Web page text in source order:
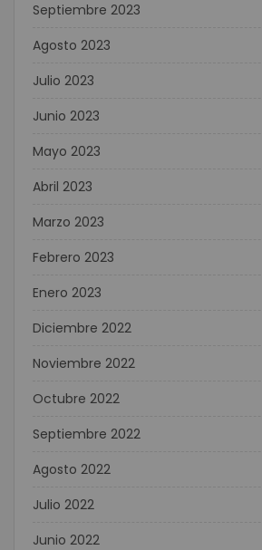
Septiembre 2023
Agosto 2023
Julio 2023
Junio 2023
Mayo 2023
Abril 2023
Marzo 2023
Febrero 2023
Enero 2023
Diciembre 2022
Noviembre 2022
Octubre 2022
Septiembre 2022
Agosto 2022
Julio 2022
Junio 2022